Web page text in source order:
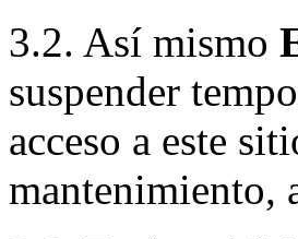
3.2. Así mismo
suspender
acceso a este
mantenimiento,